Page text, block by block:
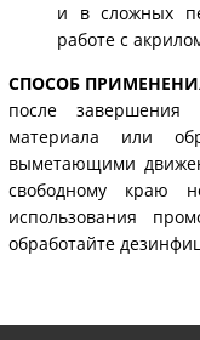
и в сложных
работе с
СПОСОБ
после завершения
материала или
выметающими
свободному краю
использования
обработайте